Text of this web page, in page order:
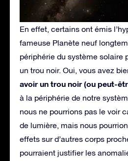
En effet, certains ont émis
fameuse Planète neuf
périphérie du système solaire
un trou noir. Oui, vous avez
avoir un trou noir (ou peut-
à la périphérie de notre
nous ne pourrions pas le voir
de lumière, mais nous
effets sur d’autres corps
pourraient justifier les